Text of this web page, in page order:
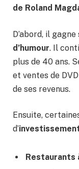
de Roland
D’abord, il
d’humour. Il
plus de 40 ans.
et ventes de
de ses revenus.
Ensuite,
d’
Restaurants